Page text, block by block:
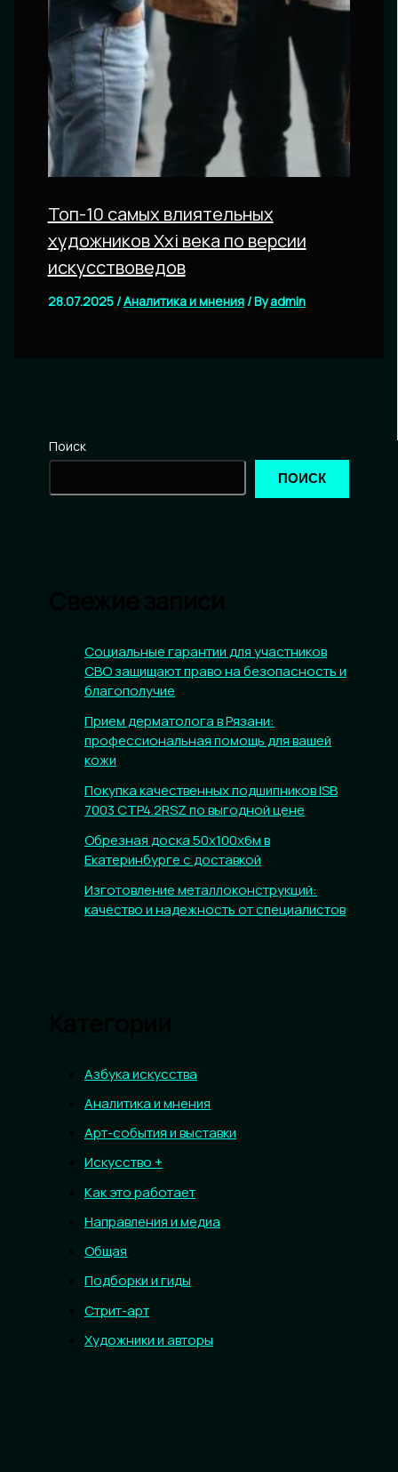
Топ-10 самых влиятельных
художников Xxi века по версии
искусствоведов
28.07.2025/Аналитика и мнения/ Byadmin
Поиск
ПОИСК
Социальные гарантии для участников
СВО защищают право на безопасность и
благополучие
Прием дерматолога в Рязани:
профессиональная помощь для вашей
кожи
Покупка качественных подшипников ISB
7003 CTP4.2RSZ по выгодной цене
Обрезная доска 50х100х6м в
Екатеринбурге с доставкой
Изготовление металлоконструкций:
качество и надежность от специалистов
Азбука искусства
Аналитика и мнения
Арт-события и выставки
Искусство +
Как это работает
Направления и медиа
Общая
Подборки и гиды
Стрит-арт
Художники и авторы